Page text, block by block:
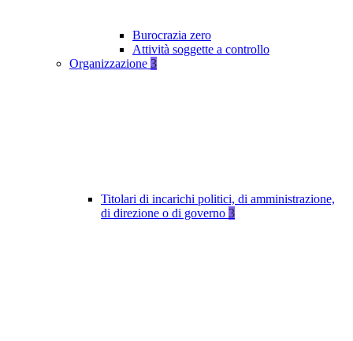
Burocrazia zero
Attività soggette a controllo
Organizzazione 3
Titolari di incarichi politici, di amministrazione,
di direzione o di governo 3